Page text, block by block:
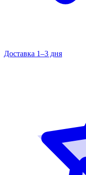
Доставка 1–3 дня